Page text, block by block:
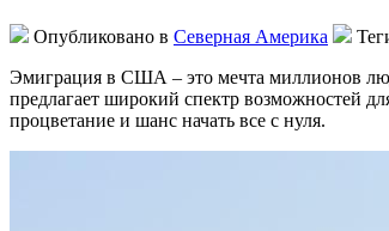
Опубликовано в Северная Америка
Эмиграция в США – это мечта миллионов
предлагает широкий спектр возможностей
процветание и шанс начать все с нуля.